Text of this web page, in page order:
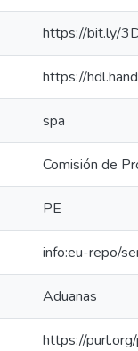
https://bit.ly/
https://
spa
Comisión de
PE
info:eu-repo/
Aduanas
https://